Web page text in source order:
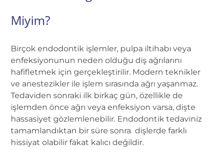
Miyim?
Birçok endodontik işlemler, pulpa iltihabı veya
enfeksiyonunun neden olduğu diş ağrılarını
hafifletmek için gerçekleştirilir. Modern teknikler
ve anestezikler ile işlem sırasında ağrı yaşanmaz.
Tedaviden sonraki ilk birkaç gün, özellikle de
işlemden önce ağrı veya enfeksiyon varsa, dişte
hassasiyet gözlemlenebilir. Endodontik tedaviniz
tamamlandıktan bir süre sonra dişlerde farklı
hissiyat olabilir fakat kalıcı değildir.